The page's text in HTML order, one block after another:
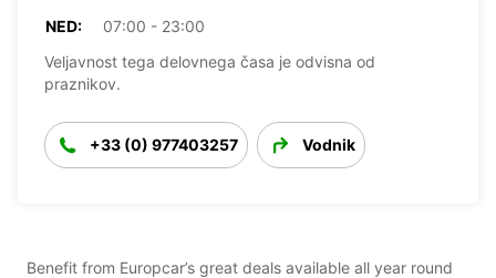
NED:
07:00 - 23:00
Veljavnost tega delovnega časa je odvisna od
praznikov.
+33 (0) 977403257 Vodnik
Benefit from Europcar’s great deals available all year round